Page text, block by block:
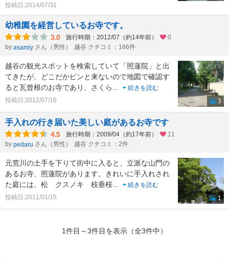
投稿日:2014/07/31
幼稚園を経営しているお寺です。
3.0 旅行時期：2012/07（約14年前）
0
by asamiy さん（男性） 越谷 クチコミ：166件
越谷の観光スポットを検索していて「照蓮院」と出
てきたが、どこだかピンと来ないので地図で確認す
ると瓦曾根のお寺であり、さくら...
続きを読む
投稿日:2012/07/16
3
手入れの行き届いた美しい庭があるお寺です
4.5 旅行時期：2009/04（約17年前）
11
by pedaru さん（男性） 越谷 クチコミ：2件
元荒川の土手を下りて街中に入ると、立派な山門の
あるお寺、照蓮院があります。きれいに手入れされ
た庭には、松 クスノキ 枝垂桜...
続きを読む
投稿日:2011/01/15
1
1件目～3件目を表示（全3件中）